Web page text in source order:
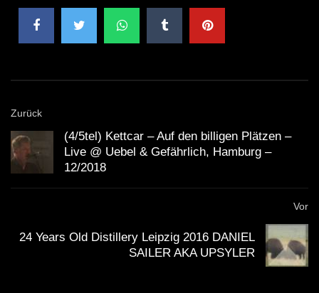
Zurück
(4/5tel) Kettcar – Auf den billigen Plätzen –
Live @ Uebel & Gefährlich, Hamburg –
12/2018
Vor
24 Years Old Distillery Leipzig 2016 DANIEL
SAILER AKA UPSYLER